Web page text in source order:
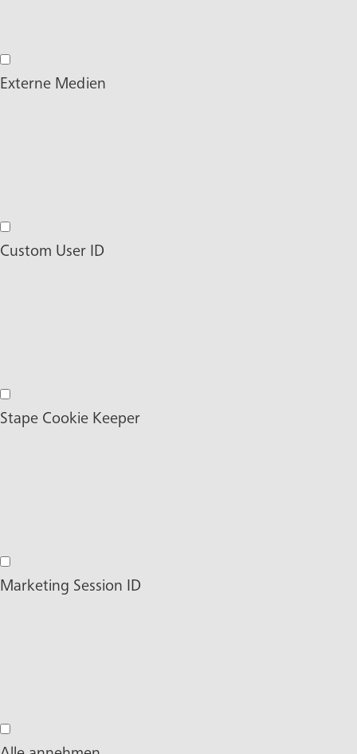
Hotjar Marketing Cookies
Externe Medien
Externe Medien
Custom User ID
Custom User ID
Stape Cookie Keeper
Stape Cookie Keeper
Marketing Session ID